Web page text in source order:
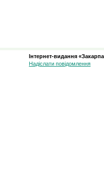
Інтернет-видання
Надіслати повідомлення